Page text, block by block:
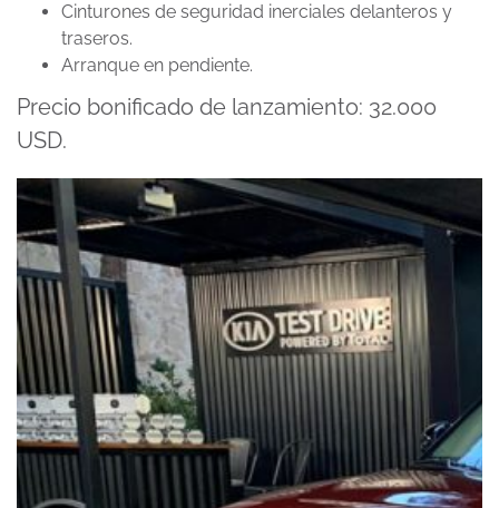
Cinturones de seguridad inerciales delanteros y
traseros.
Arranque en pendiente.
Precio bonificado de lanzamiento: 32.000
USD.